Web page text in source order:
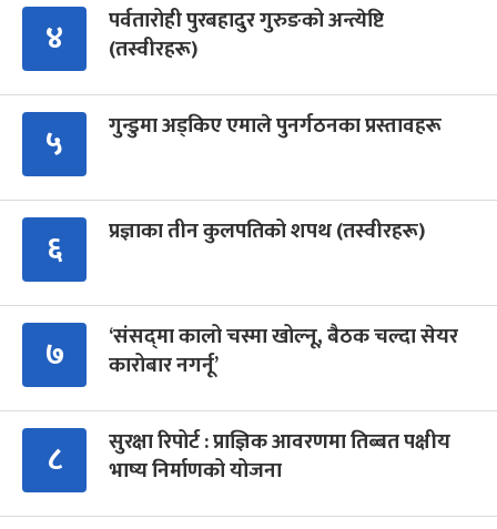
४
पर्वतारोही पुरबहादुर गुरुङको अन्त्येष्टि
(तस्वीरहरू)
५ गुन्डुमा अड्किए एमाले पुनर्गठनका प्रस्तावहरू
६ प्रज्ञाका तीन कुलपतिको शपथ (तस्वीरहरू)
७
‘संसद्‍मा कालो चस्मा खोल्नू, बैठक चल्दा सेयर
कारोबार नगर्नू’
८
सुरक्षा रिपोर्ट : प्राज्ञिक आवरणमा तिब्बत पक्षीय
भाष्य निर्माणको योजना